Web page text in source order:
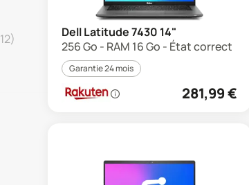
12)
Dell Latitude 7430 14"
256 Go - RAM 16 Go - État correct
Garantie 24 mois
281,99€